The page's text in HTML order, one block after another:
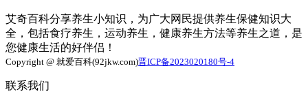
艾奇百科分享养生小知识，为广大网民提供养生保健知识大
全，包括食疗养生，运动养生，健康养生方法等养生之道，是
您健康生活的好伴侣！
Copyright @ 就爱百科(92jkw.com)晋ICP备2023020180号-4
联系我们